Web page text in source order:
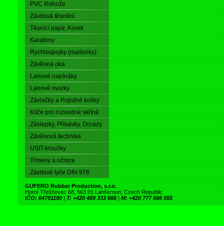
PVC Rohože
Závitová těsnění
Těsnící papír, Korek
Karabiny
Rychlospojky (mailonky)
Závěsná oka
Lanové napínáky
Lanové svorky
Závlačky a Pojistné kolíky
Klíče pro rozvodné skříně
Záslepky, Přísavky, Dorazy
Závěsová technika
USIT-kroužky
Třmeny a očnice
Závitové tyče DIN 976
GUFERO Rubber Production, s.r.o.
Horní Třešňovec 68, 563 01 Lanškroun, Czech Republic
IČO: 64791190 | T: +420 469 333 666 | M: +420 777 666 555